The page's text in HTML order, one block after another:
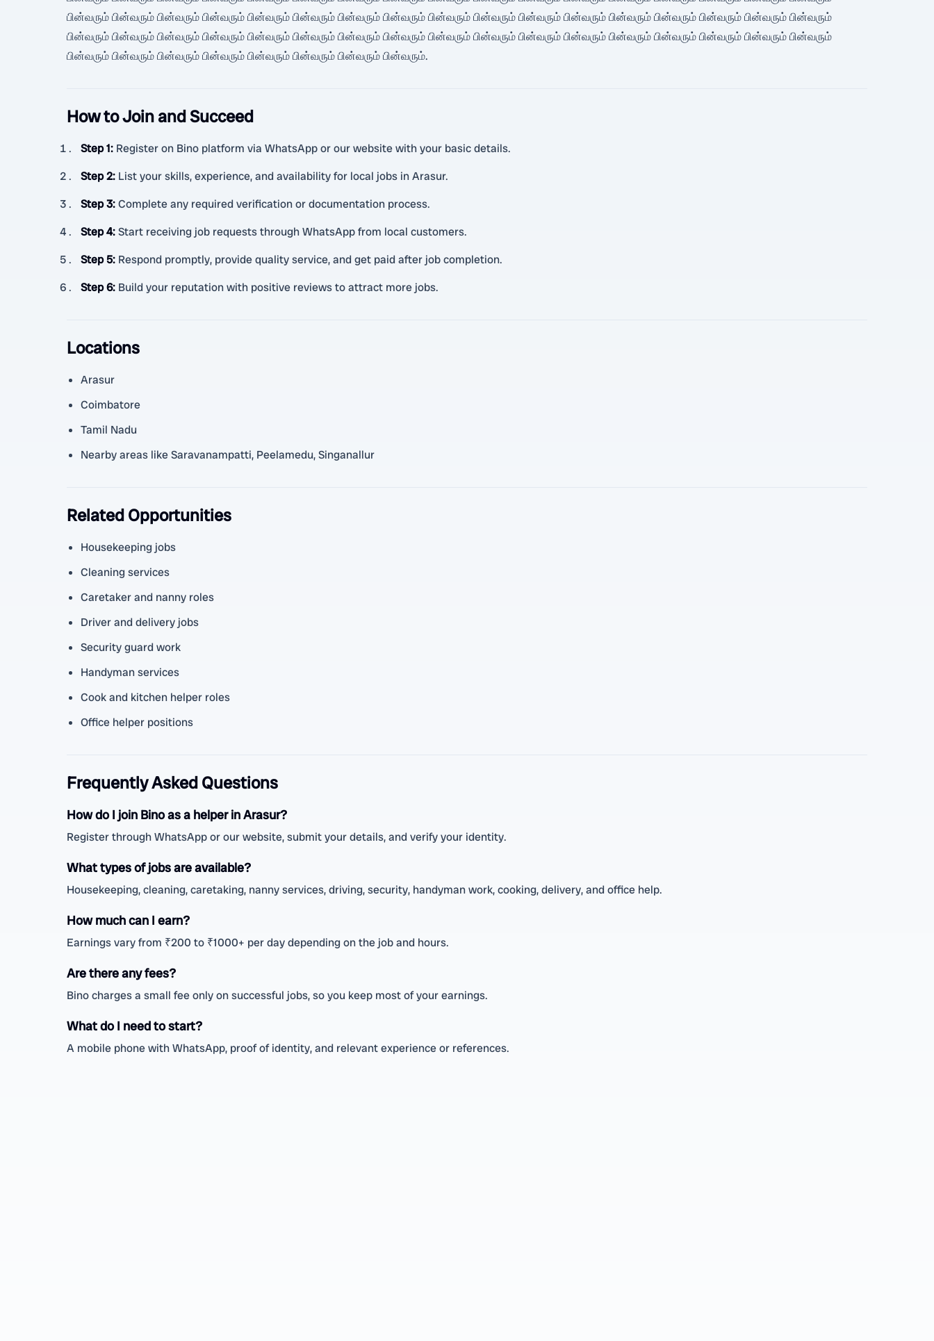
பின்வரும் பின்வரும் பின்வரும் பின்வரும் பின்வரும் பின்வரும் பின்வரும் பின்வரும் பின்வரும் பின்வரும் பின்வரும் பின்வரும் பின்வரும் பின்வரும் பின்வரும் பின்வரும் பின்வரும்
பின்வரும் பின்வரும் பின்வரும் பின்வரும் பின்வரும் பின்வரும் பின்வரும் பின்வரும் பின்வரும் பின்வரும் பின்வரும் பின்வரும் பின்வரும் பின்வரும் பின்வரும் பின்வரும் பின்வரும்
பின்வரும் பின்வரும் பின்வரும் பின்வரும் பின்வரும் பின்வரும் பின்வரும் பின்வரும்.
How to Join and Succeed
Step 1: Register on Bino platform via WhatsApp or our website with your basic details.
Step 2: List your skills, experience, and availability for local jobs in Arasur.
Step 3:Complete any required verification or documentation process.
Step 4:Start receiving job requests through WhatsApp from local customers.
Step 5: Respond promptly, provide quality service, and get paid after job completion.
Step 6: Build your reputation with positive reviews to attract more jobs.
Locations
Arasur
Coimbatore
Tamil Nadu
Nearby areas like Saravanampatti, Peelamedu, Singanallur
Related Opportunities
Housekeeping jobs
Cleaning services
Caretaker and nanny roles
Driver and delivery jobs
Security guard work
Handyman services
Cook and kitchen helper roles
Office helper positions
Frequently Asked Questions
How do I join Bino as a helper in Arasur?
Register through WhatsApp or our website, submit your details, and verify your identity.
What types of jobs are available?
Housekeeping, cleaning, caretaking, nanny services, driving, security, handyman work, cooking, delivery, and office help.
How much can I earn?
Earnings vary from ₹200 to ₹1000+ per day depending on the job and hours.
Are there any fees?
Bino charges a small fee only on successful jobs, so you keep most of your earnings.
What do I need to start?
A mobile phone with WhatsApp, proof of identity, and relevant experience or references.